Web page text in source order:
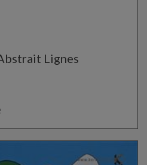
Lignes